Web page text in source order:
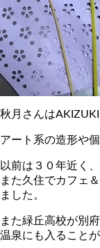
秋月さんは
アート系の造形や
以前は３０年近く
また久住でカフェ
ました。
また緑丘高校が別
温泉にも入ること